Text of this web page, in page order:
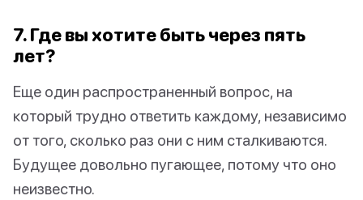
7. Где вы хотите быть через пять
лет?
Еще один распространенный вопрос, на
который трудно ответить каждому, независимо
от того, сколько раз они с ним сталкиваются.
Будущее довольно пугающее, потому что оно
неизвестно.